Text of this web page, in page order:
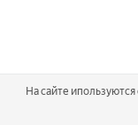
На сайте